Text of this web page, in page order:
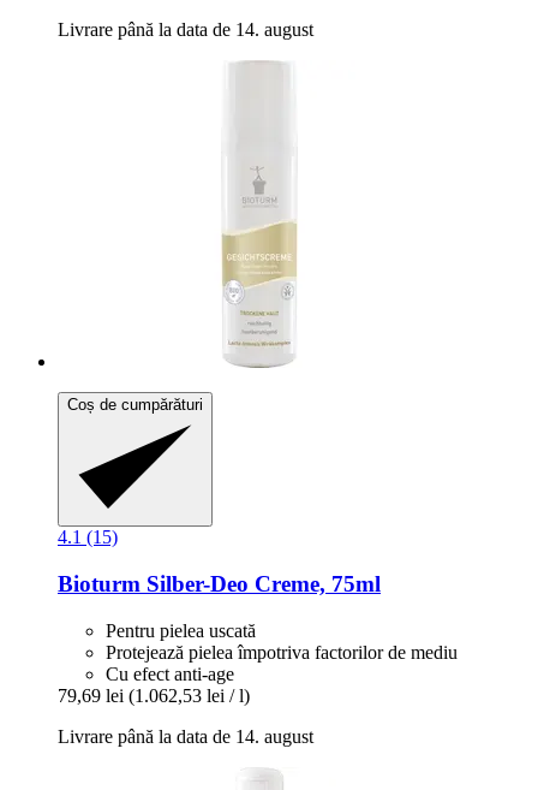
Livrare până la data de 14. august
Coș de cumpărături
4.1 (15)
Bioturm Silber-​Deo Creme, 75ml
Pentru pielea uscată
Protejează pielea împotriva factorilor de mediu
Cu efect anti-age
79,69 lei (1.062,53 lei / l)
Livrare până la data de 14. august